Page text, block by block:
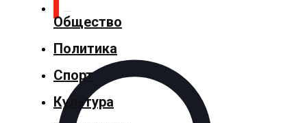
Главная
Добавить
материал
Популярные
Общество
Политика
Спорт
Культура